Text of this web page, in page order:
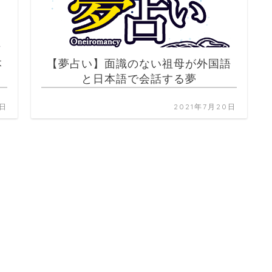
【夢占い】面識のない祖母が外国語
と日本語で会話する夢
2021年7月20日